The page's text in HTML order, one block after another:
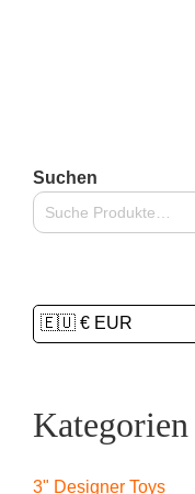
Suchen
Kategorien
3" Designer Toys